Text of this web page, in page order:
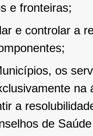
e fronteiras;
e controlar a
os
a
de